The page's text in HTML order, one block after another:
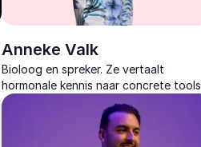
Anneke Valk
Bioloog en spreker. Ze vertaalt
hormonale kennis naar concrete tools
voor minder stress, betere
samenwerking en duurzame